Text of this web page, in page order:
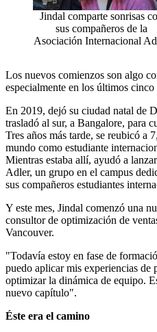
Jindal comparte sonrisas
sus compañeros de la
Asociación Internacional
Los nuevos comienzos son algo
especialmente en los últimos cinco
En 2019, dejó su ciudad natal de
trasladó al sur, a Bangalore, para
Tres años más tarde, se reubicó a
mundo como estudiante
Mientras estaba allí, ayudó a
Adler, un grupo en el campus
sus compañeros estudiantes
Y este mes, Jindal comenzó una
consultor de optimización de
Vancouver.
"Todavía estoy en fase de
puedo aplicar mis experiencias de
optimizar la dinámica de equipo.
nuevo capítulo".
Éste era el camino